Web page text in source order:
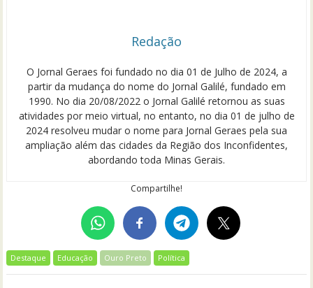
Redação
O Jornal Geraes foi fundado no dia 01 de Julho de 2024, a
partir da mudança do nome do Jornal Galilé, fundado em
1990. No dia 20/08/2022 o Jornal Galilé retornou as suas
atividades por meio virtual, no entanto, no dia 01 de julho de
2024 resolveu mudar o nome para Jornal Geraes pela sua
ampliação além das cidades da Região dos Inconfidentes,
abordando toda Minas Gerais.
Compartilhe!
Destaque Educação Ouro Preto Política